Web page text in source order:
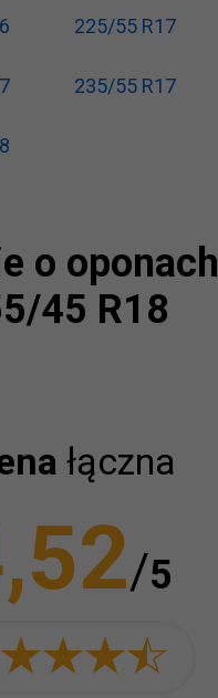
225/55 R17
235/55 R17
o oponach
45 R18
łączna
/5